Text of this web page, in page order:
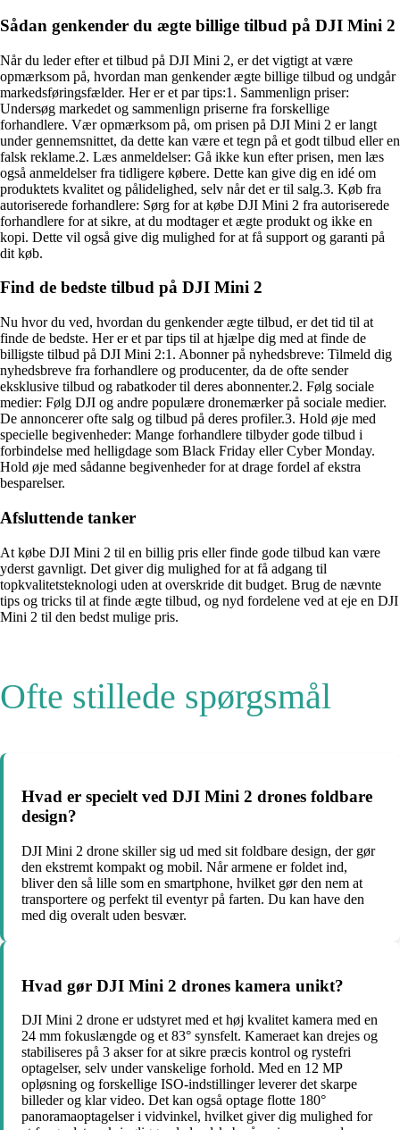
Sådan genkender du ægte billige tilbud på DJI Mini 2
Når du leder efter et tilbud på DJI Mini 2, er det vigtigt at være
opmærksom på, hvordan man genkender ægte billige tilbud og undgår
markedsføringsfælder. Her er et par tips:1. Sammenlign priser:
Undersøg markedet og sammenlign priserne fra forskellige
forhandlere. Vær opmærksom på, om prisen på DJI Mini 2 er langt
under gennemsnittet, da dette kan være et tegn på et godt tilbud eller en
falsk reklame.2. Læs anmeldelser: Gå ikke kun efter prisen, men læs
også anmeldelser fra tidligere købere. Dette kan give dig en idé om
produktets kvalitet og pålidelighed, selv når det er til salg.3. Køb fra
autoriserede forhandlere: Sørg for at købe DJI Mini 2 fra autoriserede
forhandlere for at sikre, at du modtager et ægte produkt og ikke en
kopi. Dette vil også give dig mulighed for at få support og garanti på
dit køb.
Find de bedste tilbud på DJI Mini 2
Nu hvor du ved, hvordan du genkender ægte tilbud, er det tid til at
finde de bedste. Her er et par tips til at hjælpe dig med at finde de
billigste tilbud på DJI Mini 2:1. Abonner på nyhedsbreve: Tilmeld dig
nyhedsbreve fra forhandlere og producenter, da de ofte sender
eksklusive tilbud og rabatkoder til deres abonnenter.2. Følg sociale
medier: Følg DJI og andre populære dronemærker på sociale medier.
De annoncerer ofte salg og tilbud på deres profiler.3. Hold øje med
specielle begivenheder: Mange forhandlere tilbyder gode tilbud i
forbindelse med helligdage som Black Friday eller Cyber ​​Monday.
Hold øje med sådanne begivenheder for at drage fordel af ekstra
besparelser.
Afsluttende tanker
At købe DJI Mini 2 til en billig pris eller finde gode tilbud kan være
yderst gavnligt. Det giver dig mulighed for at få adgang til
topkvalitetsteknologi uden at overskride dit budget. Brug de nævnte
tips og tricks til at finde ægte tilbud, og nyd fordelene ved at eje en DJI
Mini 2 til den bedst mulige pris.
Ofte stillede spørgsmål
Hvad er specielt ved DJI Mini 2 drones foldbare
design?
DJI Mini 2 drone skiller sig ud med sit foldbare design, der gør
den ekstremt kompakt og mobil. Når armene er foldet ind,
bliver den så lille som en smartphone, hvilket gør den nem at
transportere og perfekt til eventyr på farten. Du kan have den
med dig overalt uden besvær.
Hvad gør DJI Mini 2 drones kamera unikt?
DJI Mini 2 drone er udstyret med et høj kvalitet kamera med en
24 mm fokuslængde og et 83° synsfelt. Kameraet kan drejes og
stabiliseres på 3 akser for at sikre præcis kontrol og rystefri
optagelser, selv under vanskelige forhold. Med en 12 MP
opløsning og forskellige ISO-indstillinger leverer det skarpe
billeder og klar video. Det kan også optage flotte 180°
panoramaoptagelser i vidvinkel, hvilket giver dig mulighed for